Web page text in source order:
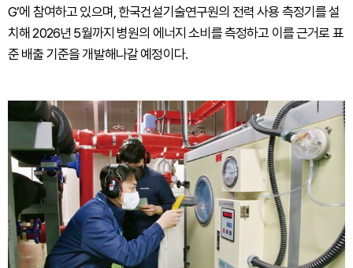
G’에 참여하고 있으며, 한국건설기술연구원의 전력 사용 측정기를 설
치해 2026년 5월까지 병원의 에너지 소비를 측정하고 이를 근거로 표
준 배출 기준을 개발해나갈 예정이다.